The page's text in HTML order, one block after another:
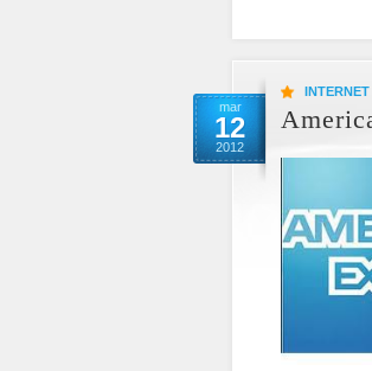
mar
12
2012
INTERNET